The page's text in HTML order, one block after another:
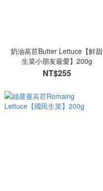
奶油萵苣Butter Lettuce【鮮甜
生菜小朋友最愛】200g
NT$255